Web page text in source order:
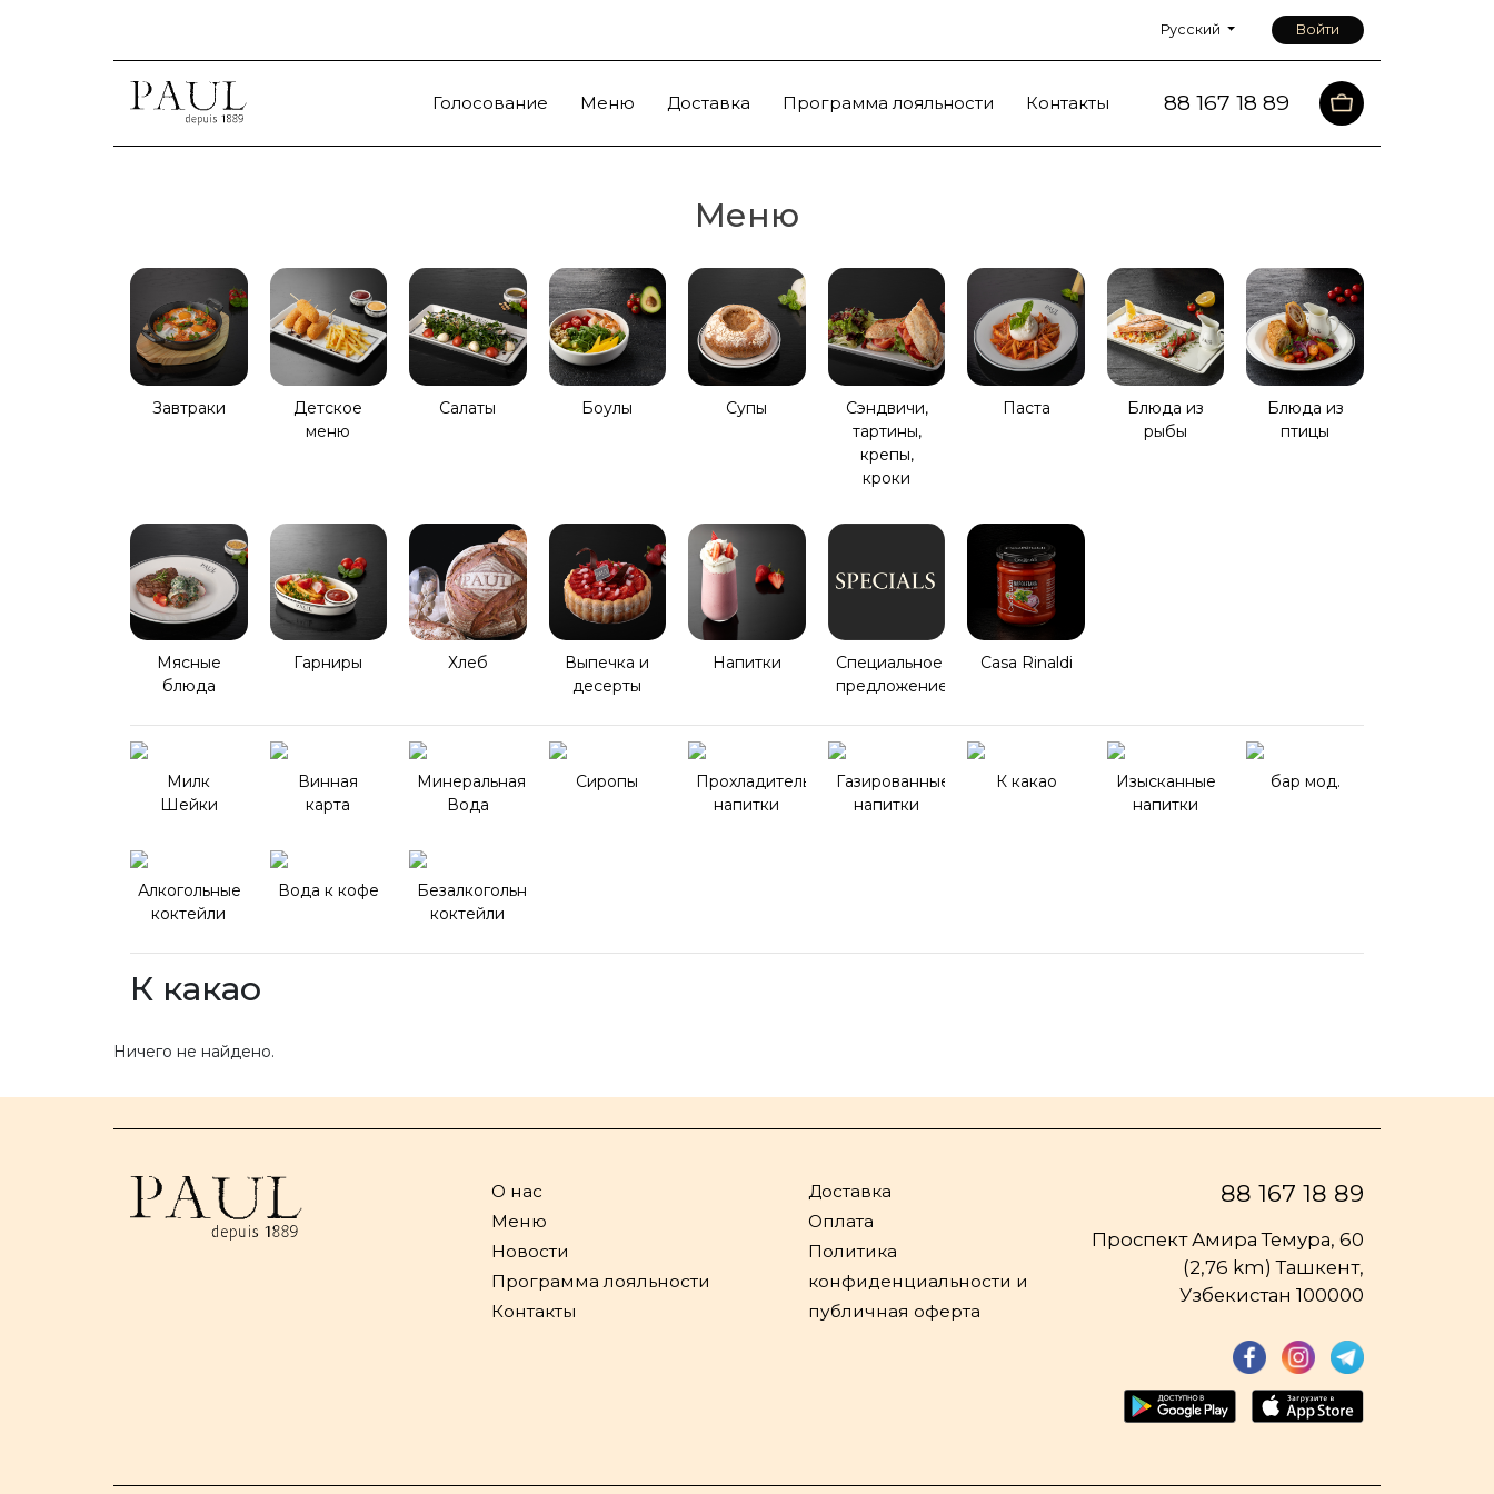
Русский Войти
Голосование Меню Доставка Программа лояльности Контакты 88 167 18 89
Меню
Завтраки
Детское
меню
Салаты Боулы Супы
Сэндвичи,
тартины,
крепы,
кроки
Паста
Блюда из
рыбы
Блюда из
птицы
Мясные
блюда
Гарниры Хлеб
Выпечка и
десерты
Напитки
Специaльное
прeдложение
Casa Rinaldi
Милк
Шейки
Винная
карта
Минеральная
Вода
Сиропы
Прохладительные
напитки
Газированные
напитки
К какао
Изысканные
напитки
бар мод.
Алкогольные
коктейли
Вода к кофе
Безалкогольные
коктейли
К какао
Ничего не найдено.
О нас
Меню
Новости
Программа лояльности
Контакты
Доставка
Оплата
Политика
конфиденциальности и
публичная оферта
88 167 18 89
Проспект Амира Темура, 60
(2,76 km) Ташкент,
Узбекистан 100000